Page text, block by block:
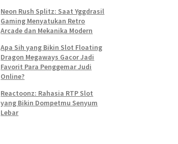
Neon Rush Splitz: Saat Yggdrasil
Gaming Menyatukan Retro
Arcade dan Mekanika Modern
Apa Sih yang Bikin Slot Floating
Dragon Megaways Gacor Jadi
Favorit Para Penggemar Judi
Online?
Reactoonz: Rahasia RTP Slot
yang Bikin Dompetmu Senyum
Lebar